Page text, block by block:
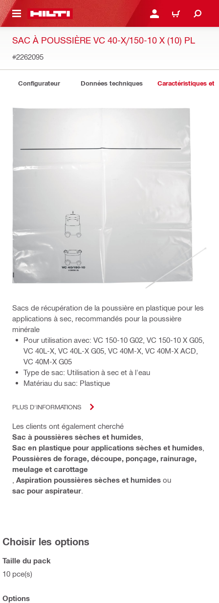
CONTENT CONNEXION OU
PANIER
SAC À POUSSIÈRE VC 40-X/150-10 X (10) PL
#2262095
Configurateur Données techniques Caractéristiques et
Sacs de récupération de la poussière en plastique pour les
applications à sec, recommandés pour la poussière
minérale
Pour utilisation avec: VC 150-10 G02, VC 150-10 X G05,
VC 40L-X, VC 40L-X G05, VC 40M-X, VC 40M-X ACD,
VC 40M-X G05
Type de sac: Utilisation à sec et à l'eau
Matériau du sac: Plastique
PLUS D'INFORMATIONS
Les clients ont également cherché
Sac à poussières sèches et humides
Sac en plastique pour applications sèches et humides
Poussières de forage, découpe, ponçage, rainurage,
meulage et carottage
Aspiration poussières sèches et humides ou
sac pour aspirateur
Choisir les options
Taille du pack
10 pce(s)
Options